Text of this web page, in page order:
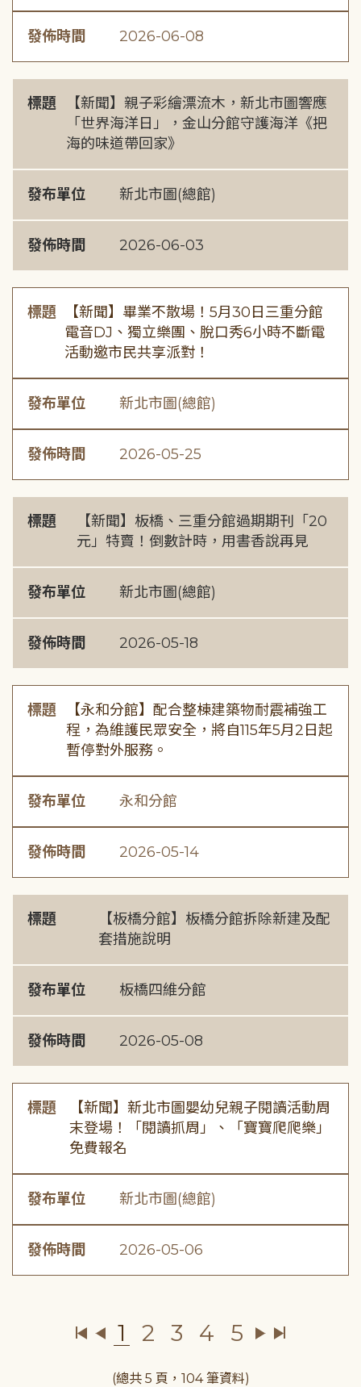
發佈時間 2026-06-08
標題
【新聞】親子彩繪漂流木，新北市圖響應
「世界海洋日」，金山分館守護海洋《把
海的味道帶回家》
發布單位 新北市圖(總館)
發佈時間 2026-06-03
標題
【新聞】畢業不散場！5月30日三重分館
電音DJ、獨立樂團、脫口秀6小時不斷電
活動邀市民共享派對！
發布單位 新北市圖(總館)
發佈時間 2026-05-25
標題
【新聞】板橋、三重分館過期期刊「20
元」特賣！倒數計時，用書香說再見
發布單位 新北市圖(總館)
發佈時間 2026-05-18
標題
【永和分館】配合整棟建築物耐震補強工
程，為維護民眾安全，將自115年5月2日起
暫停對外服務。
發布單位 永和分館
發佈時間 2026-05-14
標題
【板橋分館】板橋分館拆除新建及配
套措施說明
發布單位 板橋四維分館
發佈時間 2026-05-08
標題
【新聞】新北市圖嬰幼兒親子閱讀活動周
末登場！「閱讀抓周」、「寶寶爬爬樂」
免費報名
發布單位 新北市圖(總館)
發佈時間 2026-05-06
1 2 3 4 5
(總共 5 頁，104 筆資料)